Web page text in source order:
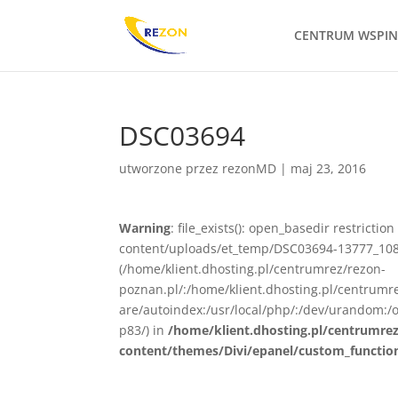
CENTRUM
DSC03694
utworzone przez rezonMD | maj 23, 2016
Warning: file_exists(): open_basedir
content/uploads/et_temp/DSC03694-
(/home/klient.dhosting.pl/centrumrez/rezon-
poznan.pl/:/home/klient.dhosting.pl/
are/autoindex:/usr/local/php/:/dev/
p83/) in/home/klient.dhosting.pl/
content/themes/Divi/epanel/